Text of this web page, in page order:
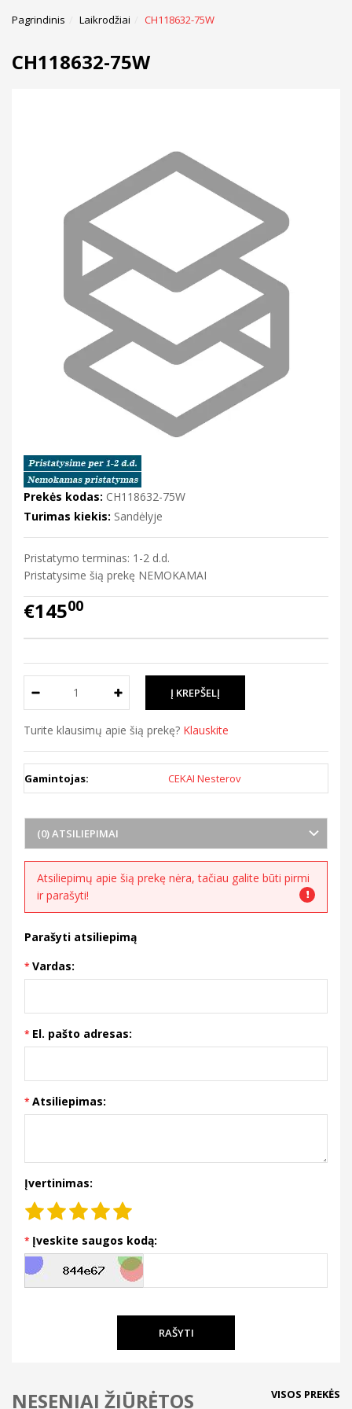
Pagrindinis Laikrodžiai CH118632-75W
CH118632-75W
Prekės kodas: CH118632-75W
Turimas kiekis: Sandėlyje
Pristatymo terminas: 1-2 d.d.
Pristatysime šią prekę NEMOKAMAI
€14500
Turite klausimų apie šią prekę? Klauskite
Gamintojas: CEKAI Nesterov
(0) ATSILIEPIMAI
Atsiliepimų apie šią prekę nėra, tačiau galite būti pirmi
ir parašyti!
Parašyti atsiliepimą
Vardas:
El. pašto adresas:
Atsiliepimas:
Įvertinimas:
Įveskite saugos kodą:
RAŠYTI
NESENIAI ŽIŪRĖTOS VISOS PREKĖS